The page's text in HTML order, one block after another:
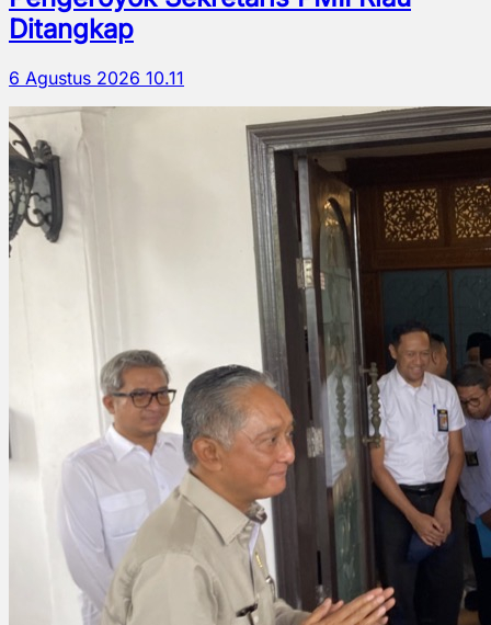
Ditangkap
6 Agustus 2026 10.11